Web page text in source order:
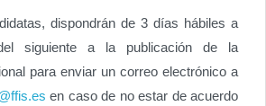
dispondrán de 3 días hábiles a
siguiente a la publicación de la
para enviar un correo electrónico a
en caso de no estar de acuerdo